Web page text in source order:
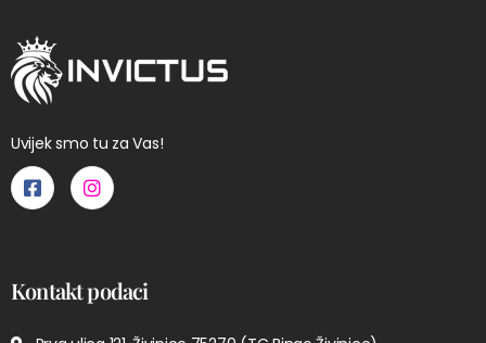
Uvijek smo tu za Vas!
Kontakt podaci